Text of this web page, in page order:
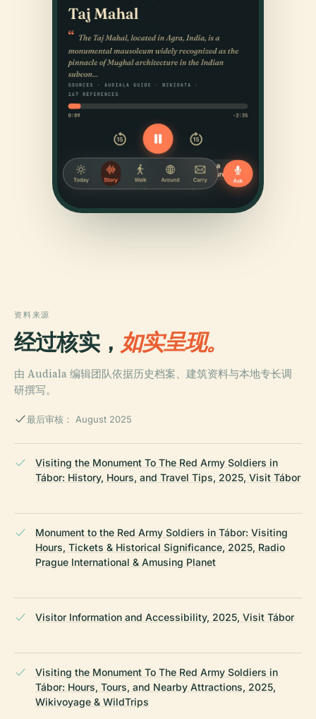
资料来源
经过核实， 如实呈现。
由 Audiala 编辑团队依据历史档案、建筑资料与本地专长调
研撰写。
最后审核： August 2025
Visiting the Monument To The Red Army Soldiers in
Tábor: History, Hours, and Travel Tips, 2025, Visit Tábor
Monument to the Red Army Soldiers in Tábor: Visiting
Hours, Tickets & Historical Significance, 2025, Radio
Prague International & Amusing Planet
Visitor Information and Accessibility, 2025, Visit Tábor
Visiting the Monument To The Red Army Soldiers in
Tábor: Hours, Tours, and Nearby Attractions, 2025,
Wikivoyage & WildTrips